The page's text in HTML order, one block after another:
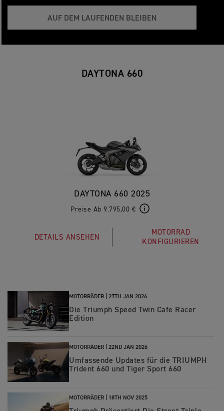
AUF DEM LAUFENDEN BLEIBEN
DAYTONA 660
DAYTONA 660 2025
Preise Ab 9.795,00 €
DETAILS ANSEHEN
MOTORRAD
KONFIGURIEREN
MOTORRÄDER | 27TH JAN 2026
Die Triumph Speed Twin Cafe Racer
Edition
MOTORRÄDER | 22ND JAN 2026
Umfassende Updates für die TRIUMPH
Trident 660 und Tiger Sport 660
MOTORRÄDER | 18TH NOV 2025